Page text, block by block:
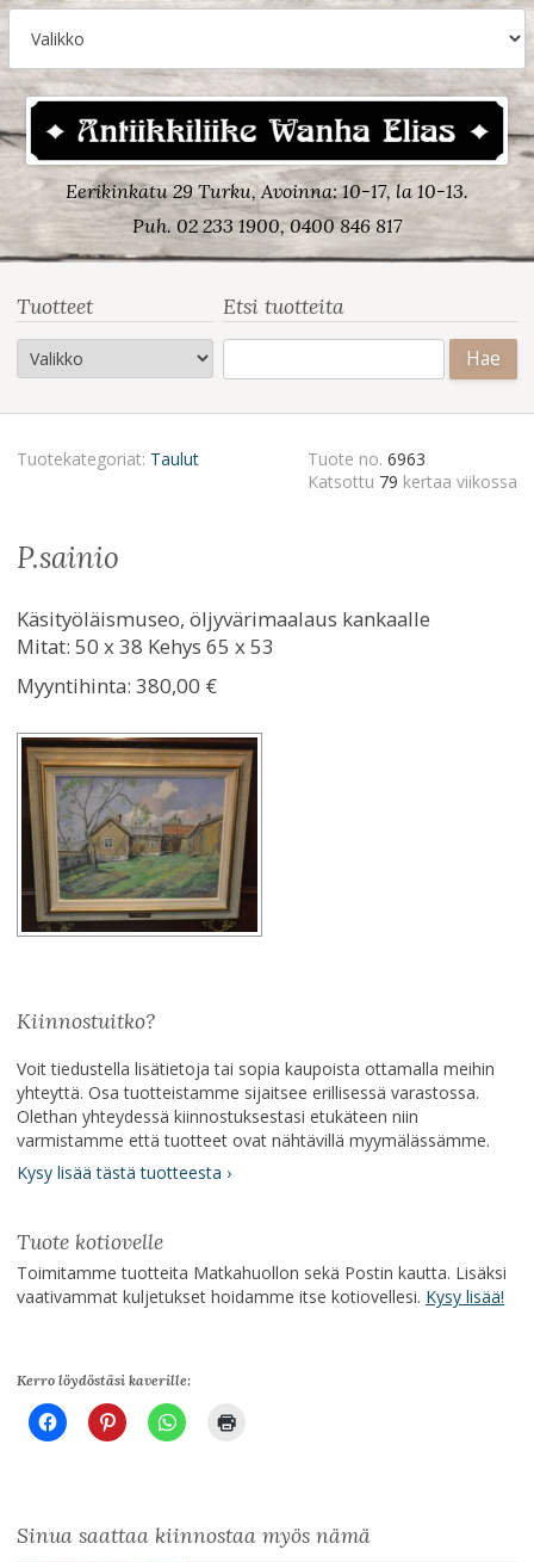
Eerikinkatu 29 Turku, Avoinna: 10-17, la 10-13.
Puh. 02 233 1900, 0400 846 817
Tuotteet Etsi tuotteita
Tuotekategoriat: Taulut Tuote no. 6963
Katsottu 79 kertaa viikossa
p.sainio
Käsityöläismuseo, öljyvärimaalaus kankaalle
Mitat: 50 x 38 Kehys 65 x 53
Myyntihinta: 380,00 €
Kiinnostuitko?
Voit tiedustella lisätietoja tai sopia kaupoista ottamalla meihin
yhteyttä. Osa tuotteistamme sijaitsee erillisessä varastossa.
Olethan yhteydessä kiinnostuksestasi etukäteen niin
varmistamme että tuotteet ovat nähtävillä myymälässämme.
Kysy lisää tästä tuotteesta ›
Tuote kotiovelle
Toimitamme tuotteita Matkahuollon sekä Postin kautta. Lisäksi
vaativammat kuljetukset hoidamme itse kotiovellesi. Kysy lisää!
Kerro löydöstäsi kaverille:
Sinua saattaa kiinnostaa myös nämä